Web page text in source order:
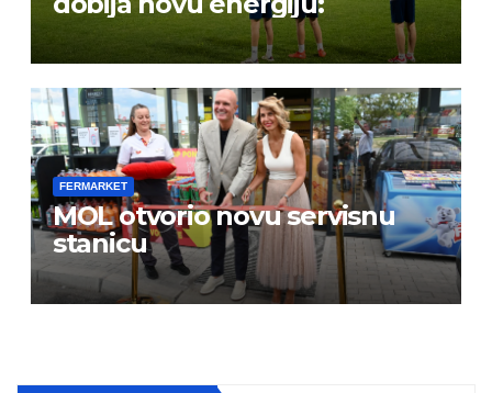
FERMARKET
MOL otvorio novu servisnu
stanicu